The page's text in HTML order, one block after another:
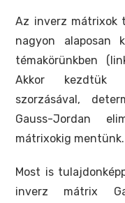
Az inverz mátrixok
nagyon alaposan
témakörünkben
Akkor kezdtük
szorzásával,
Gauss-Jordan
mátrixokig mentünk.
Most is
inverz mátrix